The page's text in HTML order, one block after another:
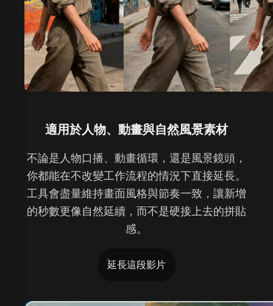
適用於人物、動畫與自然風景素材
不論是人物口播、動畫循環，還是風景鏡頭，
你都能在不改變工作流程的情況下直接延長。
工具會盡量維持畫面風格與節奏一致，讓新增
的秒數更像自然延續，而不是硬接上去的拼貼
感。
延長這段影片